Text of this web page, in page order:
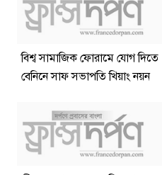
বিশ্ব সামাজিক ফোরামে যোগ দিতে
বেনিনে সাফ সভাপতি খিয়াং নয়ন